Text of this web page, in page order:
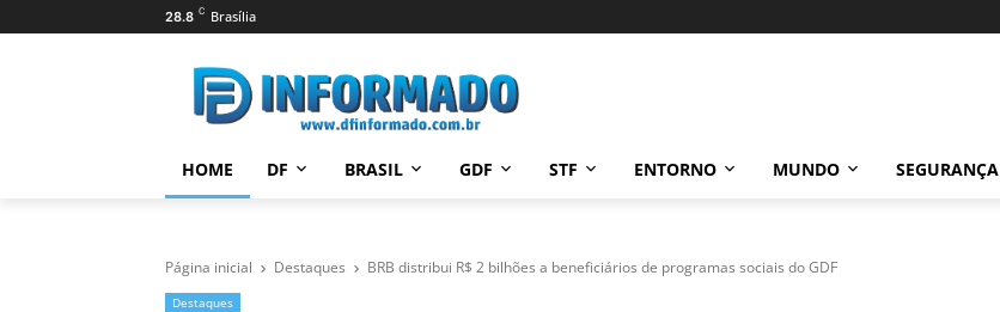
28.8 C Brasília
HOME DF BRASIL GDF STF ENTORNO MUNDO SEGURANÇA
Página inicial Destaques BRB distribui R$ 2 bilhões a beneficiários de programas sociais do GDF
Destaques